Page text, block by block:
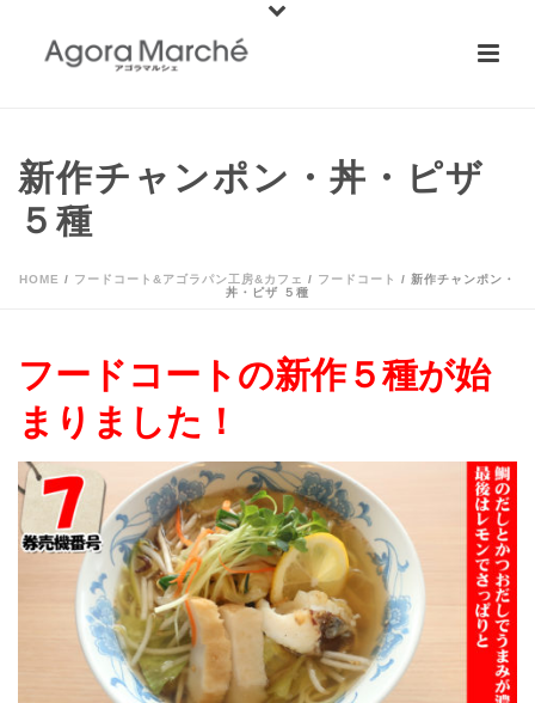
新作チャンポン・丼・ピザ
５種
HOME / フードコート&アゴラパン工房&カフェ / フードコート
/ 新作チャンポン・
丼・ピザ ５種
フードコートの新作５種が始
まりました！